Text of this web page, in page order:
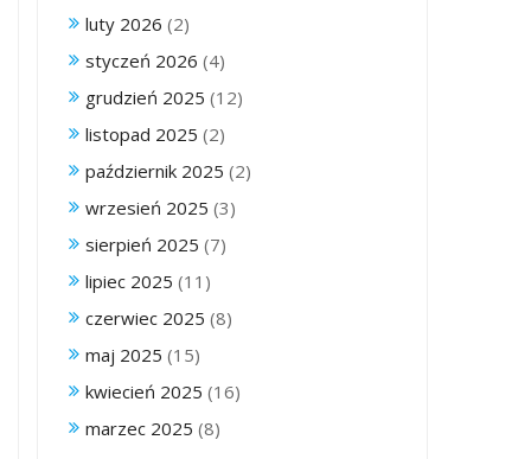
luty 2026 (2)
styczeń 2026 (4)
grudzień 2025 (12)
listopad 2025 (2)
październik 2025 (2)
wrzesień 2025 (3)
sierpień 2025 (7)
lipiec 2025 (11)
czerwiec 2025 (8)
maj 2025 (15)
kwiecień 2025 (16)
marzec 2025 (8)